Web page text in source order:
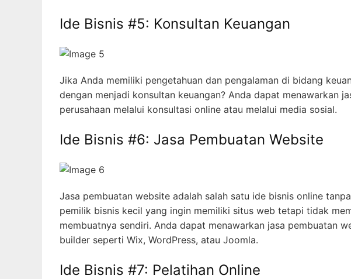
Ide Bisnis #5: Konsultan Keuangan
Jika Anda memiliki pengetahuan dan pengalaman di bidang
dengan menjadi konsultan keuangan? Anda dapat menawarkan
perusahaan melalui konsultasi online atau melalui media sosial.
Ide Bisnis #6: Jasa Pembuatan Website
Jasa pembuatan website adalah salah satu ide bisnis online
pemilik bisnis kecil yang ingin memiliki situs web tetapi tidak
membuatnya sendiri. Anda dapat menawarkan jasa pembuatan
builder seperti Wix, WordPress, atau Joomla.
Ide Bisnis #7: Pelatihan Online